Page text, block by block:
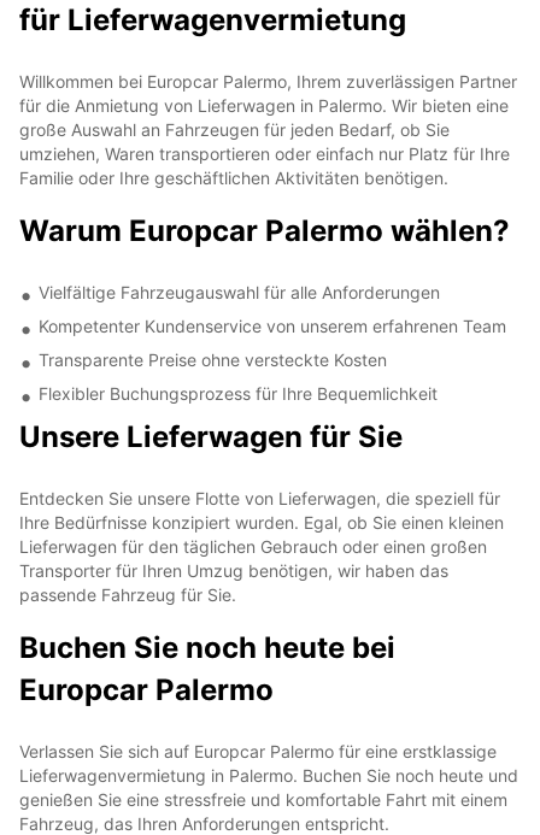
für Lieferwagenvermietung
Willkommen bei Europcar Palermo, Ihrem zuverlässigen Partner
für die Anmietung von Lieferwagen in Palermo. Wir bieten eine
große Auswahl an Fahrzeugen für jeden Bedarf, ob Sie
umziehen, Waren transportieren oder einfach nur Platz für Ihre
Familie oder Ihre geschäftlichen Aktivitäten benötigen.
Warum Europcar Palermo wählen?
Vielfältige Fahrzeugauswahl für alle Anforderungen
Kompetenter Kundenservice von unserem erfahrenen Team
Transparente Preise ohne versteckte Kosten
Flexibler Buchungsprozess für Ihre Bequemlichkeit
Unsere Lieferwagen für Sie
Entdecken Sie unsere Flotte von Lieferwagen, die speziell für
Ihre Bedürfnisse konzipiert wurden. Egal, ob Sie einen kleinen
Lieferwagen für den täglichen Gebrauch oder einen großen
Transporter für Ihren Umzug benötigen, wir haben das
passende Fahrzeug für Sie.
Buchen Sie noch heute bei
Europcar Palermo
Verlassen Sie sich auf Europcar Palermo für eine erstklassige
Lieferwagenvermietung in Palermo. Buchen Sie noch heute und
genießen Sie eine stressfreie und komfortable Fahrt mit einem
Fahrzeug, das Ihren Anforderungen entspricht.